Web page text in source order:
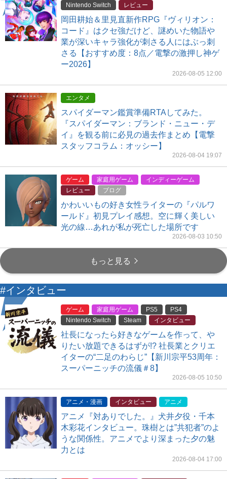
Nintendo Switch レビュー
岡田耕始＆里見直新作RPG『ヴィリオン：
コード』はクセ強だけど、謎めいた物語や
業が深いキャラ強化が刺さる人にはぶっ刺
さる【おすすめ度：8点／電撃の激押し神ゲ
ー2026】
2026-08-05 12:00
エンタメ
スパイダーマン鑑賞準備RTAしてみた。
『スパイダーマン：ブランド・ニュー・デ
イ』を観る前に必見の過去作まとめ【電撃
スタッフコラム：オッシー】
2026-08-04 19:07
ゲーム 家庭用ゲーム
インディーゲーム
レビュー
ブログ
かわいいもの好き女性ライターの『パルワ
ールド』初見プレイ感想。空に輝く美しい
光の線…あれが私が死亡した場所です
2026-08-03 10:50
もっと見る
#インタビュー
ゲーム 家庭用ゲーム PS5
PS4
Nintendo Switch
Steam インタビュー
社長になったら好きなゲームを作って、や
りたい放題できるはずが!? 社長業とクリエ
イターの“二足のわらじ”【新川宗平53周年：
スーパーニッチの流儀＃8】
2026-08-05 10:50
アニメ・漫画 インタビュー アニメ
アニメ『対ありでした。』犬井夕役・千本
木彩花インタビュー。珠樹とは”共犯者”のよ
うな関係性。アニメでより深まった夕の魅
力とは
2026-08-04 17:00